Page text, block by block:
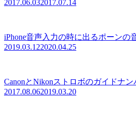
2017.06.032017.07.14
iPhone音声入力の時に出るポーンの
2019.03.122020.04.25
CanonとNikonストロボのガイドナ
2017.08.062019.03.20